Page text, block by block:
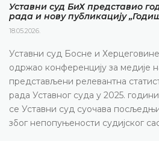
Уставни суд БиХ представио
рада и нову публикацију
18.05.2026.
Уставни суд Босне и Херцеговине
одржао конференцију за медије
представљени релевантна
рада Уставног суда у 2025.
се Уставни суд суочава
због непопуњености судијског